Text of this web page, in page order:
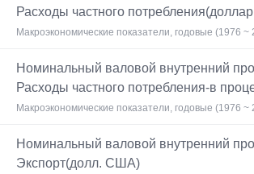
Расходы частного
Макроэкономические показатели, годовые (1976 ~
Номинальный валовой внутренний
Расходы частного потребления-в
Макроэкономические показатели, годовые (1976 ~
Номинальный валовой внутренний
Экспорт(долл. США)